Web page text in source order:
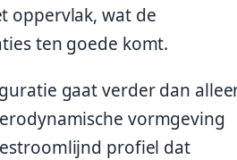
oppervlak, wat de
ten goede komt.
gaat verder dan
vormgeving
profiel dat